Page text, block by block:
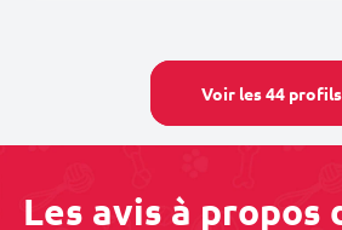
Voir les 44 profils
Les avis à propos